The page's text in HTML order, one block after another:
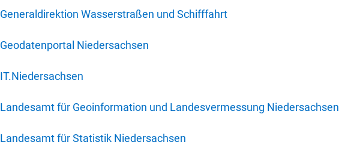
Generaldirektion Wasserstraßen und Schifffahrt
Geodatenportal Niedersachsen
IT.Niedersachsen
Landesamt für Geoinformation und Landesvermessung Niedersachsen
Landesamt für Statistik Niedersachsen